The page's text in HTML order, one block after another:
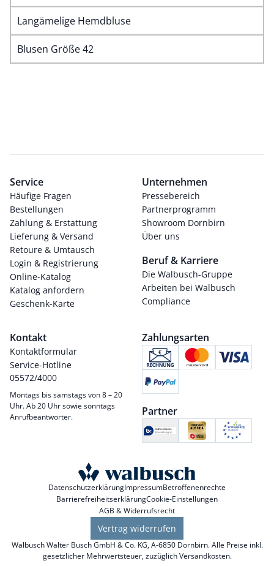
Langämelige Hemdbluse
Blusen Größe 42
Service
Häufige Fragen
Bestellungen
Zahlung & Erstattung
Lieferung & Versand
Retoure & Umtausch
Login & Registrierung
Online-Katalog
Katalog anfordern
Geschenk-Karte
Unternehmen
Pressebereich
Partnerprogramm
Showroom Dornbirn
Über uns
Beruf & Karriere
Die Walbusch-Gruppe
Arbeiten bei Walbusch
Compliance
Kontakt
Kontaktformular
Service-Hotline
05572/4000
Montags bis samstags von 8 – 20
Uhr. Ab 20 Uhr sowie sonntags
Anrufbeantworter.
Zahlungsarten
Partner
DatenschutzerklärungImpressumBetroffenenrechte
BarrierefreiheitserklärungCookie-Einstellungen
AGB & Widerrufsrecht
Vertrag widerrufen
Walbusch Walter Busch GmbH & Co. KG, A-6850 Dornbirn. Alle Preise inkl.
gesetzlicher Mehrwertsteuer, zuzüglichVersandkosten.